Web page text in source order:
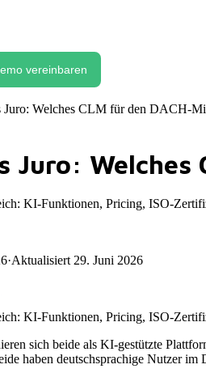
vereinbaren
Juro: Welches CLM für den DACH-
Juro: Welches
KI-Funktionen, Pricing, ISO-
·Aktualisiert 29. Juni 2026
KI-Funktionen, Pricing, ISO-
sich beide als KI-gestützte
haben deutschsprachige Nutzer